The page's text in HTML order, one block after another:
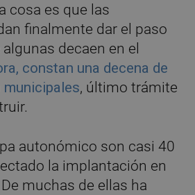
cosa es que las
finalmente dar el paso
decaen en el
constan una decena de
municipales, último trámite
autonómico son casi 40
la implantación en
muchas de ellas ha